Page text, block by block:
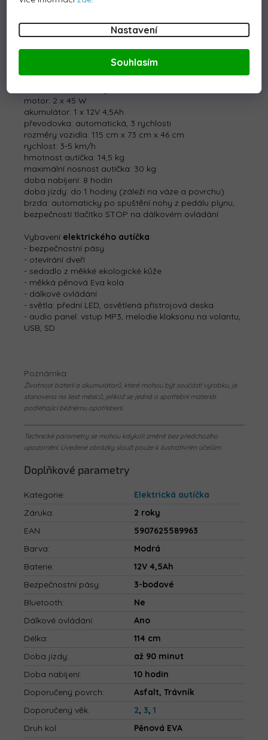
Nastavení
Souhlasím
Přístrojová deska malého řidiče má další osvětlení, díky
vozidla osloví každé dítě, chlapce i dívku.
motor: 2 x 45 W
akumulátor: 1 x 12V 4,5Ah
převodovka: automatická, 3 rychlosti
rozměry vozidla: 115 cm x 73 cm x 46 cm
rychlost: 3-5 km/h
hmotnost autíčka: 14,5 kg
maximální nosnost autíčka: 30 kg
doba nabíjení: 8 hodin
doba jízdy: do 1 hodiny (záleží na váze a povrchu)
brzda: automaticky po spuštění nohy z pedálu plynu,
bezpečností tlačítko STOP na dálkovém ovládání
Vybavení elektrického autíčka:
- bezpečnostní pásy
- otevírání dveří
- sedadlo z měkké ekologické kůže
- měkká pěnová Eva kola
- dálkové ovládání
- světla: přední LED, osvětlená přístrojová deska
- audio panel: vstup MP3, melodie klaksonu na volantu,
USB, SD
Poznámka:
Životnost baterií a akumulátorů, které mohou být součástí výrobku, je
stanovena na šest měsíců, jelikož se jedná o spotřební materiál
podléhající běžnému opotřebení.
Technické parametry se mohou kdykoli změnit bez předchozího
upozornění. Uvedené obrázky slouží pouze k ilustrativním účelům.
Doplňkové parametry
Kategorie:
Elektrická autíčka
Záruka:
2 roky
EAN:
5907625589963
Barva:
Modrá
Baterie:
12V 4,5Ah
Bezpečnostní pásy:
3-bodové
Bluetooth:
Ne
Dálkové ovládání:
Ano
Délka:
114 cm
Doba jízdy:
až 90 minut
Doba nabíjení:
10 hodin
Doporučený povrch:
Asfalt, Trávník
Doporučený věk: 2, 3, 1
Druh kol:
Pěnová EVA